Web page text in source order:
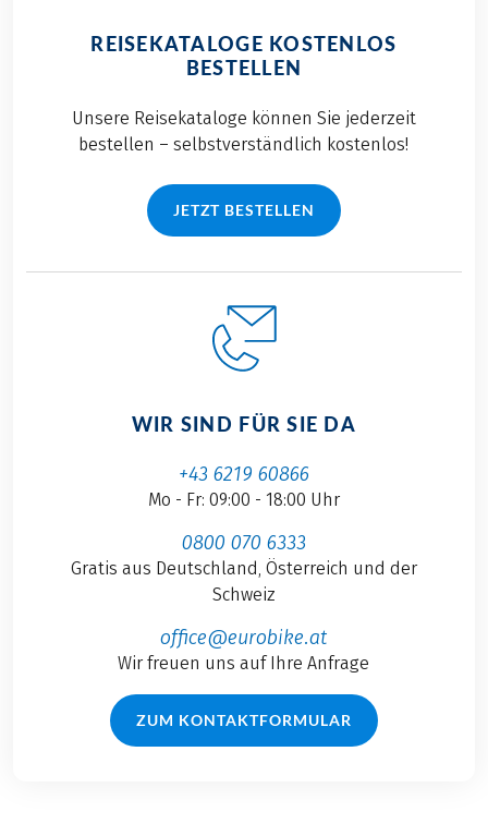
REISEKATALOGE KOSTENLOS
BESTELLEN
Unsere Reisekataloge können Sie jederzeit
bestellen – selbstverständlich kostenlos!
JETZT BESTELLEN
WIR SIND FÜR SIE DA
+43 6219 60866
Mo - Fr: 09:00 - 18:00 Uhr
0800 070 6333
Gratis aus Deutschland, Österreich und der
Schweiz
office@eurobike.at
Wir freuen uns auf Ihre Anfrage
ZUM KONTAKTFORMULAR